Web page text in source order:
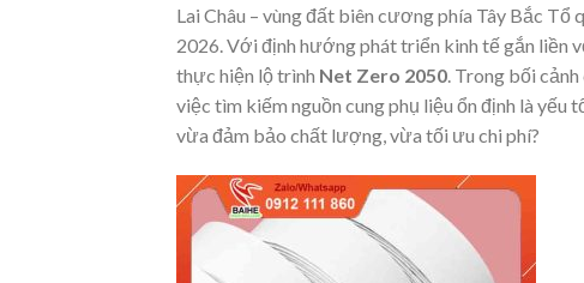
Lai Châu – vùng đất biên cương phía Tây Bắc
2026. Với định hướng phát triển kinh tế gắn liền
thực hiện lộ trình Net Zero 2050. Trong bối
việc tìm kiếm nguồn cung phụ liệu ổn định là yếu
vừa đảm bảo chất lượng, vừa tối ưu chi phí?